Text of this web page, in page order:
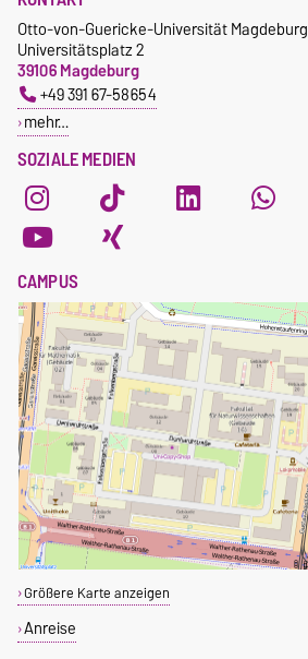
SOZIALE MEDIEN
Otto-von-Guericke-Universität Magdeburg
Universitätsplatz 2
39106 Magdeburg
+49 391 67-58654
mehr…
CAMPUS
Größere Karte anzeigen
Anreise